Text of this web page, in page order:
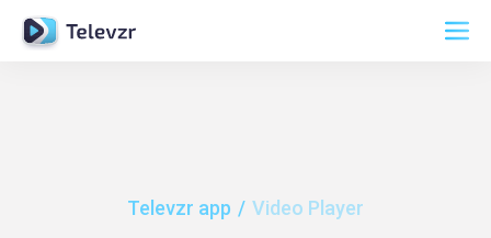
Televzr app Video Player